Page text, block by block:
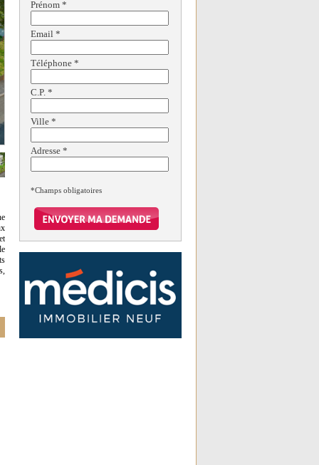
Prénom *
Email *
Téléphone *
C.P. *
Ville *
Adresse *
*Champs obligatoires